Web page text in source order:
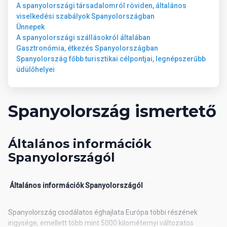
hajszárítóval. Fürdőköpeny, papucs igényelhető térítés ellenében.
Műholdas TV, wifi, széf (fizetős), minibár(fizetős). A szobákhoz
terasz vagy erkély tartozik.
Tengerpart
Város
Jandia
Útiterv
Közvetlen repülőjárat Budapestről Fuerteventurara a Smartwings
Poggyászinformáció: feladható poggyász max. 23 kg/fő (1 db),
fedélzeti poggyász max. 8 kg/fő (1 db)
A spanyolországi társadalomról röviden, általános
viselkedési szabályok Spanyolországban
Ünnepek
A spanyolországi szállásokról általában
Gasztronómia, étkezés Spanyolországban
Spanyolország főbb turisztikai célpontjai, legnépszerűbb
üdülőhelyei
Spanyolország ismertető
Általános információk
Spanyolországól
Általános információk Spanyolországól
Spanyolország csodálatos éghajlata Európa többi részének
irigysége, emellett több mint 5000 kilométernyi változatos